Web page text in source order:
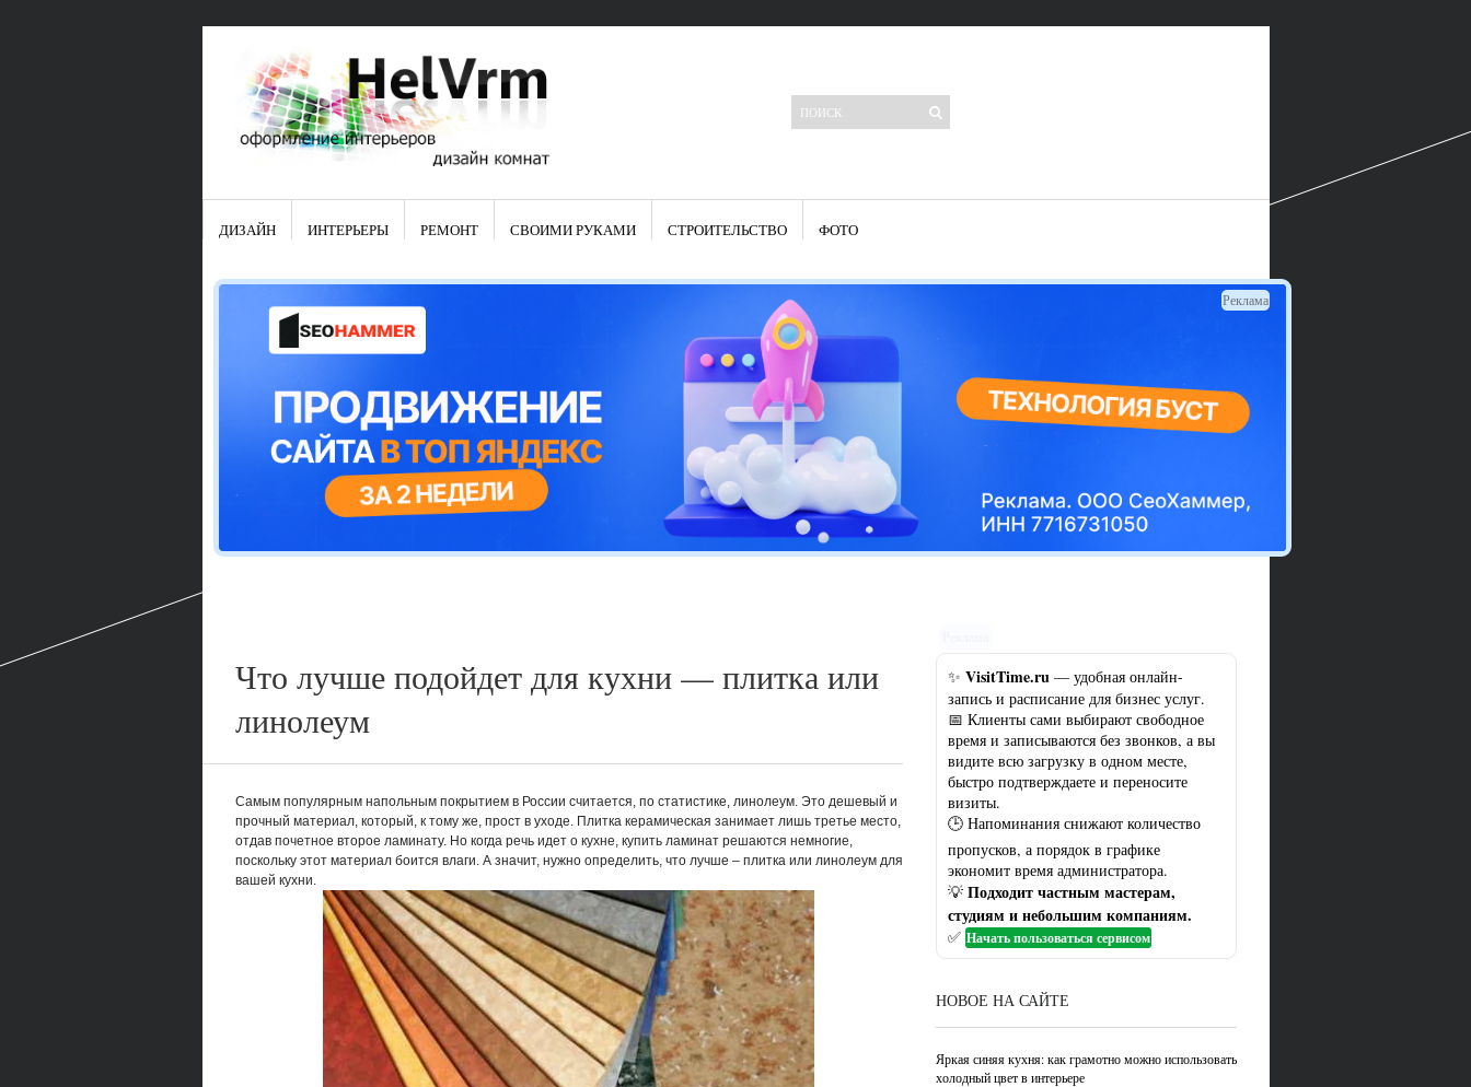
Свежие записи
Японские кухонные ножи: традиции древних самураев
Элитные кухни: стилевые особенности
Элитная посуда для кухни – гордость любой хозяйки
Шкаф-пенал для кухни по инструкции
Электропроводка на кухне: планирование и монтаж
Что представляет собой столовая группа для кухни
Школа ремонта кухни
Черно-белая кухня – дань моде или универсальный вариант дизайна
Электрические вытяжки для кухни:особенности применения
Фасады для кухни своими руками — ваша фантазия, плюс навыки
сотворят чудеса
Шьем шторы на кухню сами: пошаговая инструкция
Чем отмыть жир на кухне – советы опытных хозяек
Цветовая гамма кухни: рекомендации по выбору оптимального
ДИЗАЙН ИНТЕРЬЕРЫ РЕМОНТ СВОИМИ РУКАМИ СТРОИТЕЛЬСТВО ФОТО
Реклама
Что лучше подойдет для кухни — плитка или
линолеум
Самым популярным напольным покрытием в России считается, по статистике, линолеум. Это дешевый и
прочный материал, который, к тому же, прост в уходе. Плитка керамическая занимает лишь третье место,
отдав почетное второе ламинату. Но когда речь идет о кухне, купить ламинат решаются немногие,
поскольку этот материал боится влаги. А значит, нужно определить, что лучше – плитка или линолеум для
вашей кухни.
✨ VisitTime.ru — удобная онлайн-
запись и расписание для бизнес услуг.
📅 Клиенты сами выбирают свободное
время и записываются без звонков, а вы
видите всю загрузку в одном месте,
быстро подтверждаете и переносите
визиты.
🕒 Напоминания снижают количество
пропусков, а порядок в графике
экономит время администратора.
💡 Подходит частным мастерам,
студиям и небольшим компаниям.
✅ Начать пользоваться сервисом
НОВОЕ НА САЙТЕ
Яркая синяя кухня: как грамотно можно использовать
холодный цвет в интерьере